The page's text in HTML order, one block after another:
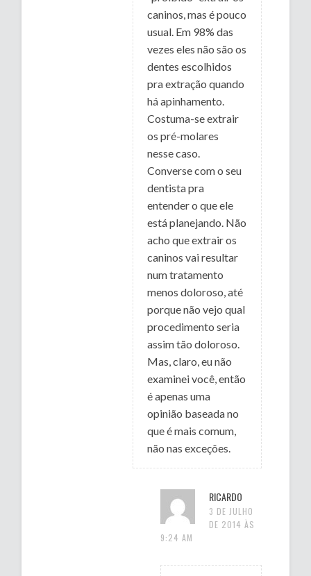
caninos, mas é pouco
usual. Em 98% das
vezes eles não são os
dentes escolhidos
pra extração quando
há apinhamento.
Costuma-se extrair
os pré-molares
nesse caso.
Converse com o seu
dentista pra
entender o que ele
está planejando. Não
acho que extrair os
caninos vai resultar
num tratamento
menos doloroso, até
porque não vejo qual
procedimento seria
assim tão doloroso.
Mas, claro, eu não
examinei você, então
é apenas uma
opinião baseada no
que é mais comum,
não nas exceções.
RICARDO
3 DE JULHO
DE 2014 ÀS
9:24 AM